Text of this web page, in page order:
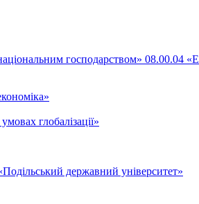
господарством» 08.00.04
глобалізації»
державний університет»